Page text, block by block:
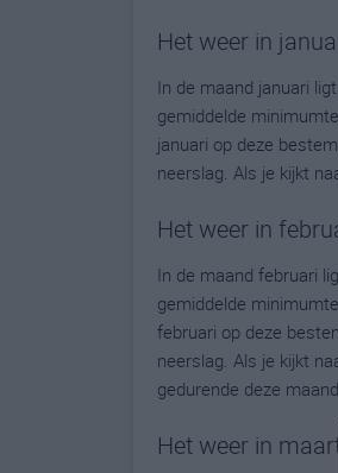
Het weer in
In de maand januari
gemiddelde
januari op deze
neerslag. Als je kijkt
Het weer in
In de maand februari
gemiddelde
februari op deze
neerslag. Als je kijkt
gedurende deze
Het weer in